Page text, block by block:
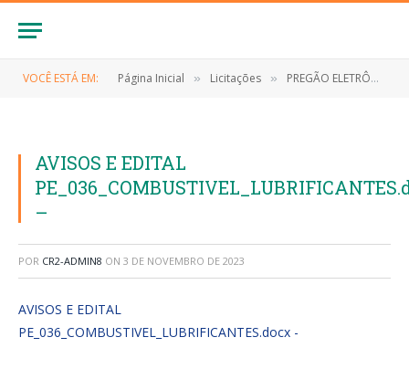
VOCÊ ESTÁ EM: Página Inicial » Licitações » PREGÃO ELETRÔNICO Nº 036/2023 (FORMAÇÃO DE REGISTRO DE PREÇOS PARA AQUISIÇÃO DE COMBUSTÍVEL E ÓLEOS LUBRIFICANTES PARA ATENDER AS NECESSIDADES DA FROTA DE VEÍCULOS DA PREFEITURA MUNICIPAL DE ANAPURUS/MA)
AVISOS E EDITAL
–
POR CR2-ADMIN8 ON 3 DE NOVEMBRO DE 2023
AVISOS E EDITAL
PE_036_COMBUSTIVEL_LUBRIFICANTES.docx -